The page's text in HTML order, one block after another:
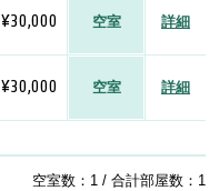
¥30,000 空室 詳細
¥30,000 空室 詳細
空室数：1 / 合計部屋数：1